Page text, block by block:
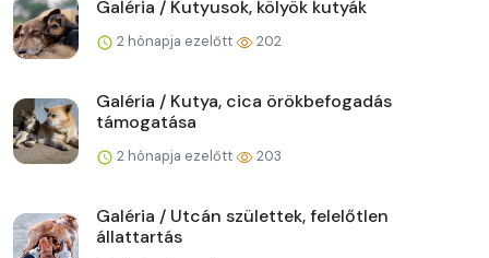
Galéria / Kutyusok, kölyök kutyák
2 hónapja ezelőtt 202
Galéria / Kutya, cica örökbefogadás
támogatása
2 hónapja ezelőtt 203
Galéria / Utcán születtek, felelőtlen
állattartás